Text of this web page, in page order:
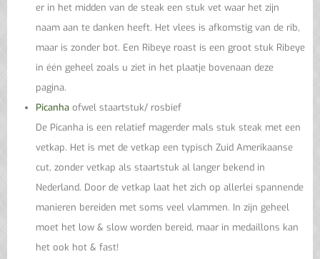
er in het midden van de steak een stuk vet waar het zijn
naam aan te danken heeft. Het vlees is afkomstig van de rib,
maar is zonder bot. Een Ribeye roast is een groot stuk Ribeye
in één geheel zoals u ziet in het plaatje bovenaan deze
pagina.
Picanha ofwel staartstuk/ rosbief
De Picanha is een relatief magerder mals stuk steak met een
vetkap. Het is met de vetkap een typisch Zuid Amerikaanse
cut, zonder vetkap als staartstuk al langer bekend in
Nederland. Door de vetkap laat het zich op allerlei spannende
manieren bereiden met soms veel vlammen. In zijn geheel
moet het low & slow worden bereid, maar in medaillons kan
het ook hot & fast!